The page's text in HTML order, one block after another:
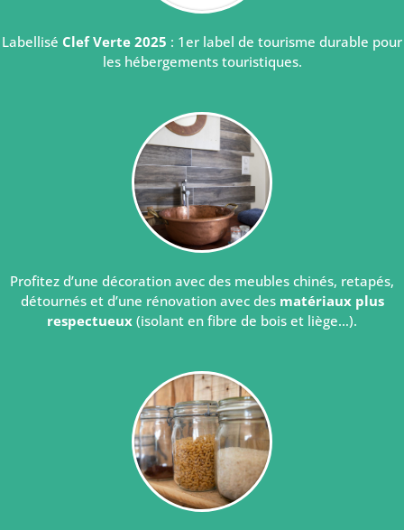
Labellisé Clef Verte 2025 : 1er label de tourisme durable pour
les hébergements touristiques.
Profitez d’une décoration avec des meubles chinés, retapés,
détournés et d’une rénovation avec des matériaux plus
respectueux (isolant en fibre de bois et liège…).